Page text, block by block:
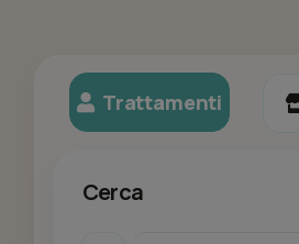
Trattamenti
Cerca